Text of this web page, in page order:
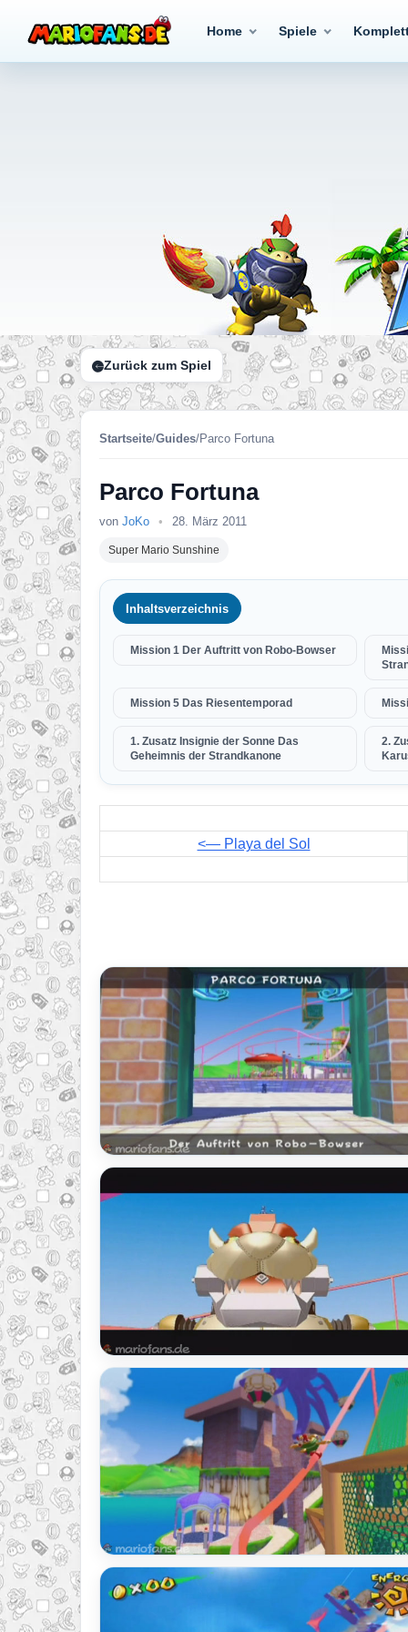
Home Spiele
Zurück zum Spiel
Startseite/Guides/Parco Fortuna
Parco Fortuna
von JoKo • 28. März 2011
Super Mario Sunshine
Inhaltsverzeichnis
Mission 1 Der Auftritt von Robo-Bowser
Mission 5 Das Riesentemporad
1. Zusatz Insignie der Sonne Das
Geheimnis der Strandkanone
2.
<— Playa del Sol